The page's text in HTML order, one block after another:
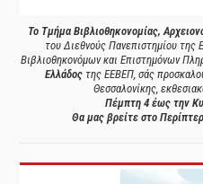
Το Τμήμα Βιβλιοθηκονομίας,
του Διεθνούς Πανεπιστημίου
Βιβλιοθηκονόμων και Επιστημόνων
Ελλάδος της ΕΕΒΕΠ, σάς
Θεσσαλονίκης,
Πέμπτη 4 έως την
Θα μας βρείτε στο